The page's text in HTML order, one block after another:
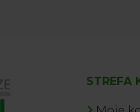
STREFA